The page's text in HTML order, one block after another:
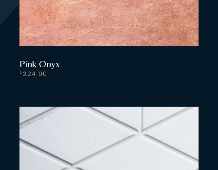
$324.00
Pink Onyx